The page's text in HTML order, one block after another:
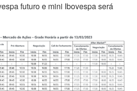
futuro e mini Ibovespa será